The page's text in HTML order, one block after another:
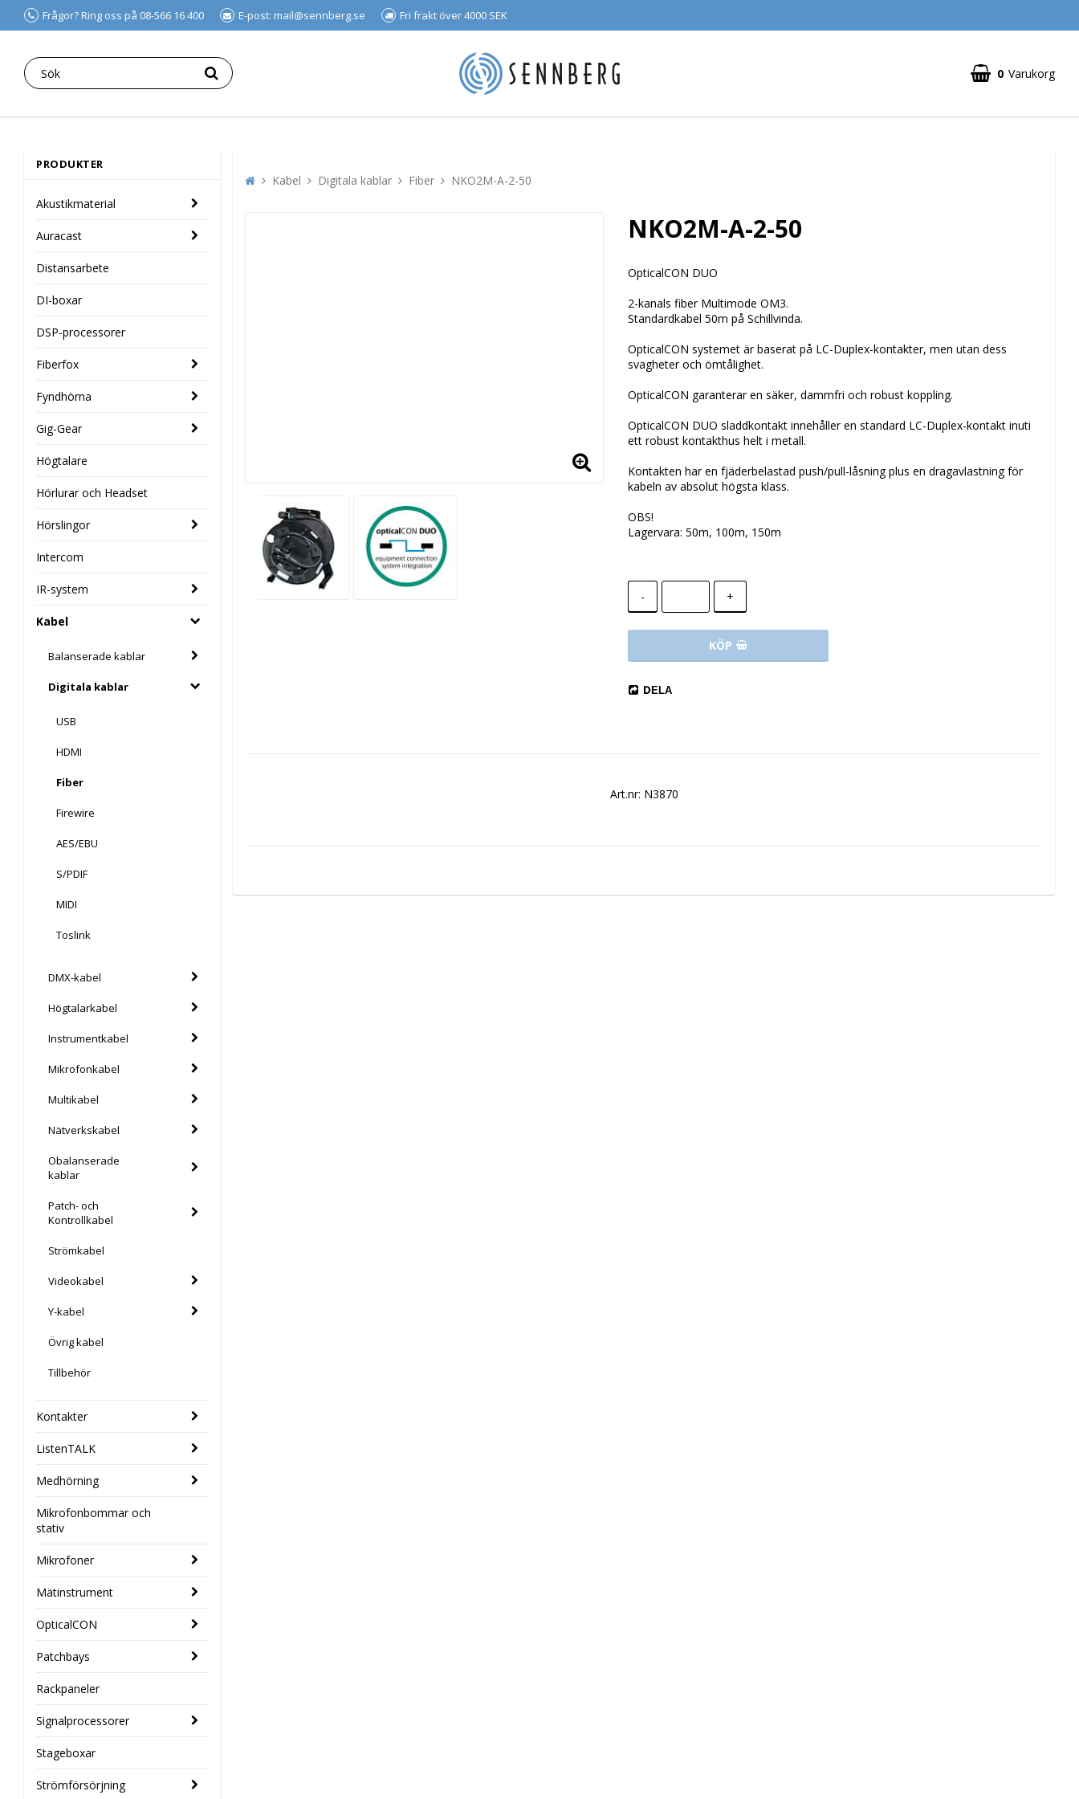
Frågor? Ring oss på 08-566 16 400 E-post: mail@sennberg.se Fri frakt över 4000 SEK
0 Varukorg
Din varukorg är tom
PRODUKTER
Akustikmaterial
Auracast
Distansarbete
DI-boxar
DSP-processorer
Fiberfox
Fyndhörna
Gig-Gear
Högtalare
Hörlurar och Headset
Hörslingor
Intercom
IR-system
Kabel
Balanserade kablar
Digitala kablar
USB
HDMI
Fiber
Firewire
AES/EBU
S/PDIF
MIDI
Toslink
DMX-kabel
Högtalarkabel
Instrumentkabel
Mikrofonkabel
Multikabel
Nätverkskabel
Obalanserade
kablar
Patch- och
Kontrollkabel
Strömkabel
Videokabel
Y-kabel
Övrig kabel
Tillbehör
Kontakter
ListenTALK
Medhörning
Mikrofonbommar och
stativ
Mikrofoner
Mätinstrument
OpticalCON
Patchbays
Rackpaneler
Signalprocessorer
Stageboxar
Strömförsörjning
Kabel Digitala kablar Fiber NKO2M-A-2-50
NKO2M-A-2-50
OpticalCON DUO
2-kanals fiber Multimode OM3.
Standardkabel 50m på Schillvinda.
OpticalCON systemet är baserat på LC-Duplex-kontakter, men utan dess
svagheter och ömtålighet.
OpticalCON garanterar en säker, dammfri och robust koppling.
OpticalCON DUO sladdkontakt innehåller en standard LC-Duplex-kontakt inuti
ett robust kontakthus helt i metall.
Kontakten har en fjäderbelastad push/pull-låsning plus en dragavlastning för
kabeln av absolut högsta klass.
OBS!
Lagervara: 50m, 100m, 150m
- +
KÖP
DELA
Art.nr: N3870